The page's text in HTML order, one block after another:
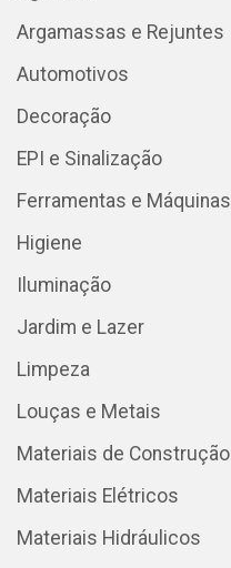
Argamassas e Rejuntes
Automotivos
Decoração
EPI e Sinalização
Ferramentas e Máquinas
Higiene
Iluminação
Jardim e Lazer
Limpeza
Louças e Metais
Materiais de Construção
Materiais Elétricos
Materiais Hidráulicos